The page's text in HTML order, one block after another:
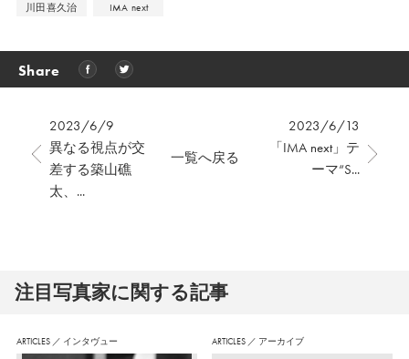
川田喜久治 IMA next
Share
2023/6/9
異なる視点が交
差する築山礁
太、...
2023/6/13
「IMA next」テ
ーマ“S...
一覧へ戻る
注⽬写真家に関する記事
ARTICLES ／ インタヴュー ARTICLES ／ アーカイブ